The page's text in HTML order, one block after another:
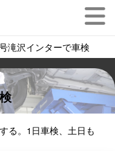
滝沢インターで車検
る。1日車検、土日も